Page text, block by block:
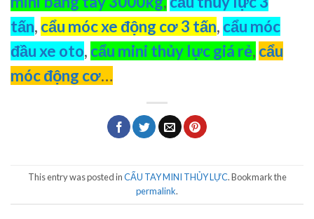
tấn, cẩu móc xe động cơ 3 tấn, cẩu móc
đầu xe oto, cẩu mini thủy lực giá rẻ, cẩu
móc động cơ…
This entry was posted inCẨU TAY MINI THỦY LỰC. Bookmark the
permalink.